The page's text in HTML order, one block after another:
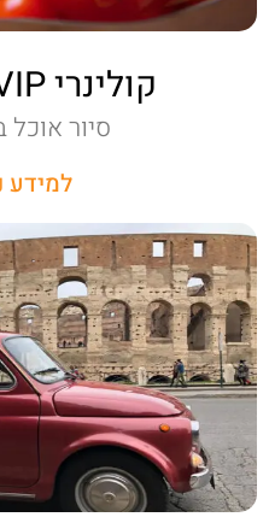
קולינרי VIP על גלגלים
סיור
למידע